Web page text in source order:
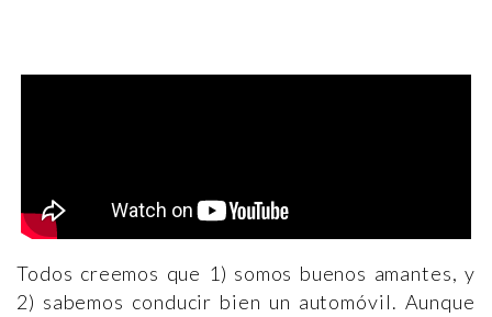
Todos creemos que 1) somos buenos amantes, y
2) sabemos conducir bien un automóvil. Aunque